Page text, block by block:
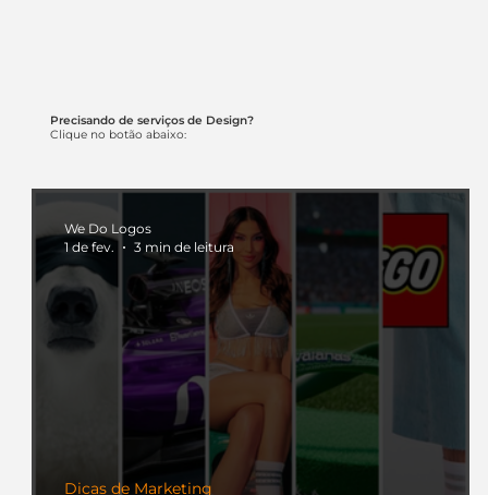
Precisando de serviços de Design?
Clique no botão abaixo:
Dicas de Marketing
We Do Logos
1 de fev.
3 min de leitura